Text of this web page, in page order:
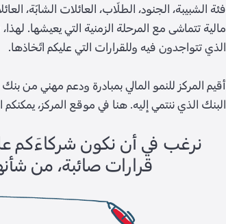
فئة الشبيبة، الجنود، الطلّاب، العائلات الشابّة،
مالية تتماشى مع المرحلة الزمنية التي يعيشها.
الذي تتواجدون فيه وللقرارات التي عليكم اتّخاذها.
أقيم المركز للنمو المالي بمبادرة ودعم مهني من
البنك الذي ننتمي إليه. هنا في موقع المركز،
نرغب في أن نكون شركاءَكم
قرارات صائبة، من